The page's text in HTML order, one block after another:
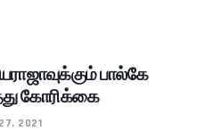
பால்கே
கோரிக்கை
27, 2021